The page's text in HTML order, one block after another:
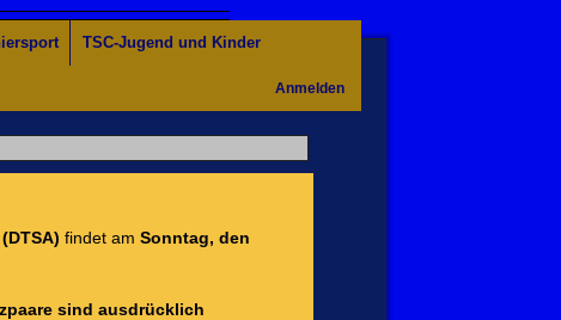
TSC-Jugend und Kinder
Anmelden
findet am Sonntag, den
sind ausdrücklich